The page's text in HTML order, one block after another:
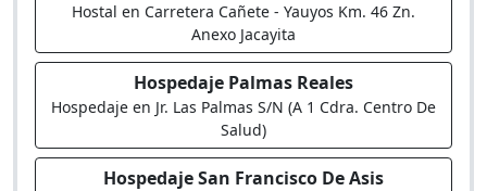
Hostal en Carretera Cañete - Yauyos Km. 46 Zn.
Anexo Jacayita
Hospedaje Palmas Reales
Hospedaje en Jr. Las Palmas S/N (A 1 Cdra. Centro De
Salud)
Hospedaje San Francisco De Asis